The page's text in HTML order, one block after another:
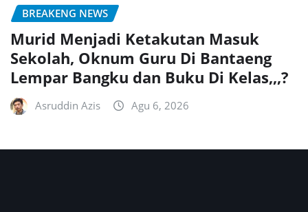
BREAKENG NEWS
Murid Menjadi Ketakutan Masuk
Sekolah, Oknum Guru Di Bantaeng
Lempar Bangku dan Buku Di Kelas,,,?
Asruddin Azis Agu 6, 2026